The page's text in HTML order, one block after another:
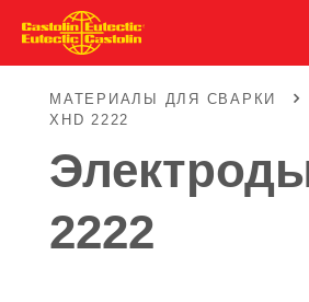
МАТЕРИАЛЫ ДЛЯ СВАРКИ
XHD 2222
2222